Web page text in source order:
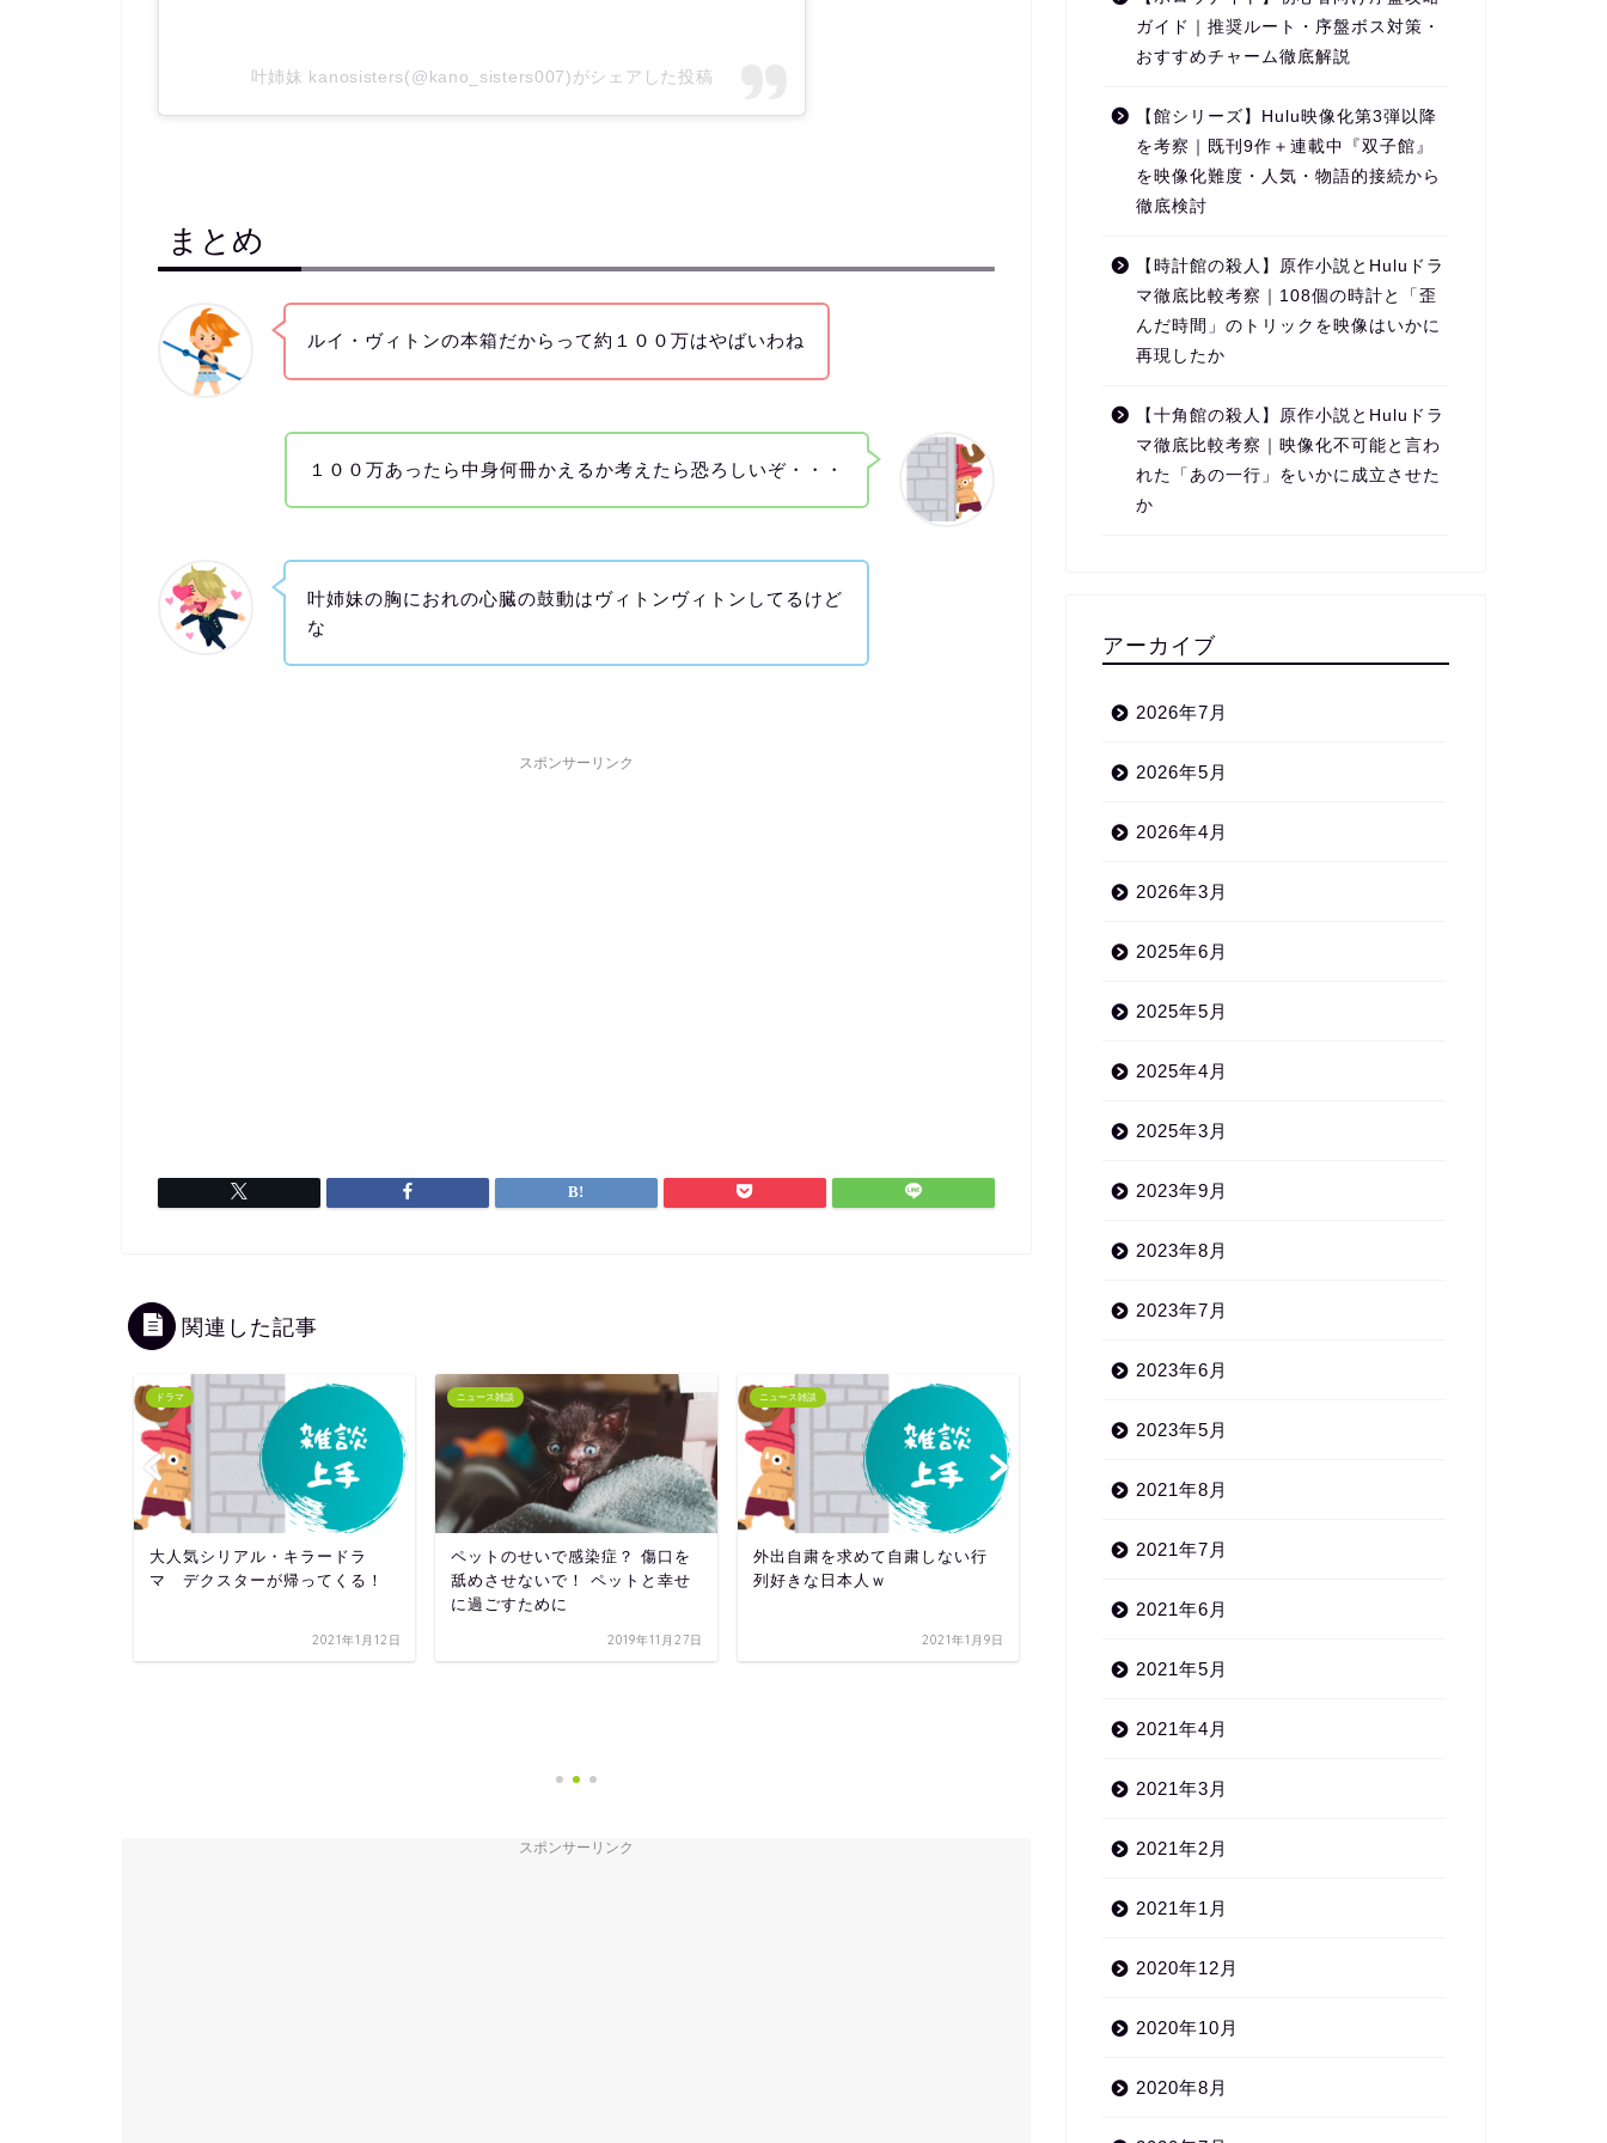
叶姉妹 kanosisters(@kano_sisters007)がシェアした投稿
まとめ
ルイ・ヴィトンの本箱だからって約１００万はやばいわね
１００万あったら中身何冊かえるか考えたら恐ろしいぞ・・・
叶姉妹の胸におれの心臓の鼓動はヴィトンヴィトンしてるけど
な
スポンサーリンク
関連した記事
ドラマ
大人気シリアル・キラードラ
マ デクスターが帰ってくる！
2021年1月12日
ニュース雑談
ペットのせいで感染症？ 傷口を
舐めさせないで！ ペットと幸せ
に過ごすために
2019年11月27日
ニュース雑談
外出自粛を求めて自粛しない行
列好きな日本人ｗ
2021年1月9日
大人気シリアル・キラードラ
スポンサーリンク
ガイド｜推奨ルート・序盤ボス対策・
おすすめチャーム徹底解説
【館シリーズ】Hulu映像化第3弾以降
を考察｜既刊9作＋連載中『双子館』
を映像化難度・人気・物語的接続から
徹底検討
【時計館の殺人】原作小説とHuluドラ
マ徹底比較考察｜108個の時計と「歪
んだ時間」のトリックを映像はいかに
再現したか
【十角館の殺人】原作小説とHuluドラ
マ徹底比較考察｜映像化不可能と言わ
れた「あの一行」をいかに成立させた
か
アーカイブ
2026年7月
2026年5月
2026年4月
2026年3月
2025年6月
2025年5月
2025年4月
2025年3月
2023年9月
2023年8月
2023年7月
2023年6月
2023年5月
2021年8月
2021年7月
2021年6月
2021年5月
2021年4月
2021年3月
2021年2月
2021年1月
2020年12月
2020年10月
2020年8月